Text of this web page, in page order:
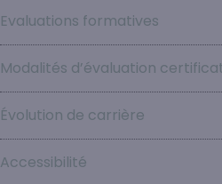
Evaluations formatives
Modalités d’évaluation
Évolution de carrière
Accessibilité